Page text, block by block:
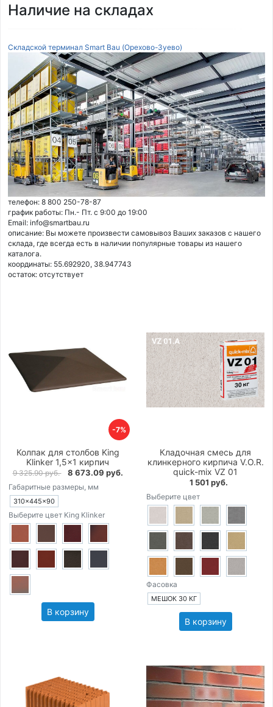
Наличие на складах
Складской терминал Smart Bau (Орехово-Зуево)
телефон: 8 800 250-78-87
график работы: Пн.- Пт. с 9:00 до 19:00
Email: info@smartbau.ru
описание: Вы можете произвести самовывоз Ваших заказов с нашего
склада, где всегда есть в наличии популярные товары из нашего
каталога.
координаты: 55.692920, 38.947743
остаток: отсутствует
-7%
Колпак для столбов King
Klinker 1,5×1 кирпич
9 325.90 руб. 8 673.09 руб.
Габаритные размеры, мм
310×445×90
Выберите цвет King Klinker
В корзину
Кладочная смесь для
клинкерного кирпича V.O.R.
quick-mix VZ 01
1 501 руб.
Выберите цвет
Фасовка
МЕШОК 30 КГ
В корзину